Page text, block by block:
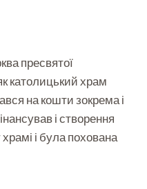
пресвятої
католицький храм
на кошти зокрема і
і створення
і була похована